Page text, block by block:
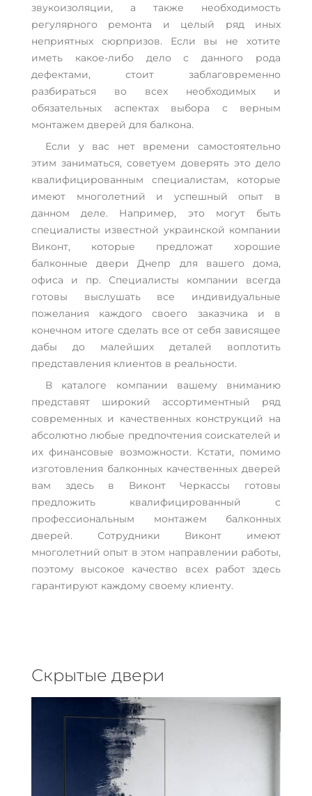
звукоизоляции, а также необходимость
регулярного ремонта и целый ряд иных
неприятных сюрпризов. Если вы не хотите
иметь какое-либо дело с данного рода
дефектами, стоит заблаговременно
разбираться во всех необходимых и
обязательных аспектах выбора с верным
монтажем дверей для балкона.
Если у вас нет времени самостоятельно
этим заниматься, советуем доверять это дело
квалифицированным специалистам, которые
имеют многолетний и успешный опыт в
данном деле. Например, это могут быть
специалисты известной украинской компании
Виконт, которые предложат хорошие
балконные двери Днепр для вашего дома,
офиса и пр. Специалисты компании всегда
готовы выслушать все индивидуальные
пожелания каждого своего заказчика и в
конечном итоге сделать все от себя зависящее
дабы до малейших деталей воплотить
представления клиентов в реальности.
В каталоге компании вашему вниманию
представят широкий ассортиментный ряд
современных и качественных конструкций на
абсолютно любые предпочтения соискателей и
их финансовые возможности. Кстати, помимо
изготовления балконных качественных дверей
вам здесь в Виконт Черкассы готовы
предложить квалифицированный с
профессиональным монтажем балконных
дверей. Сотрудники Виконт имеют
многолетний опыт в этом направлении работы,
поэтому высокое качество всех работ здесь
гарантируют каждому своему клиенту.
Скрытые двери